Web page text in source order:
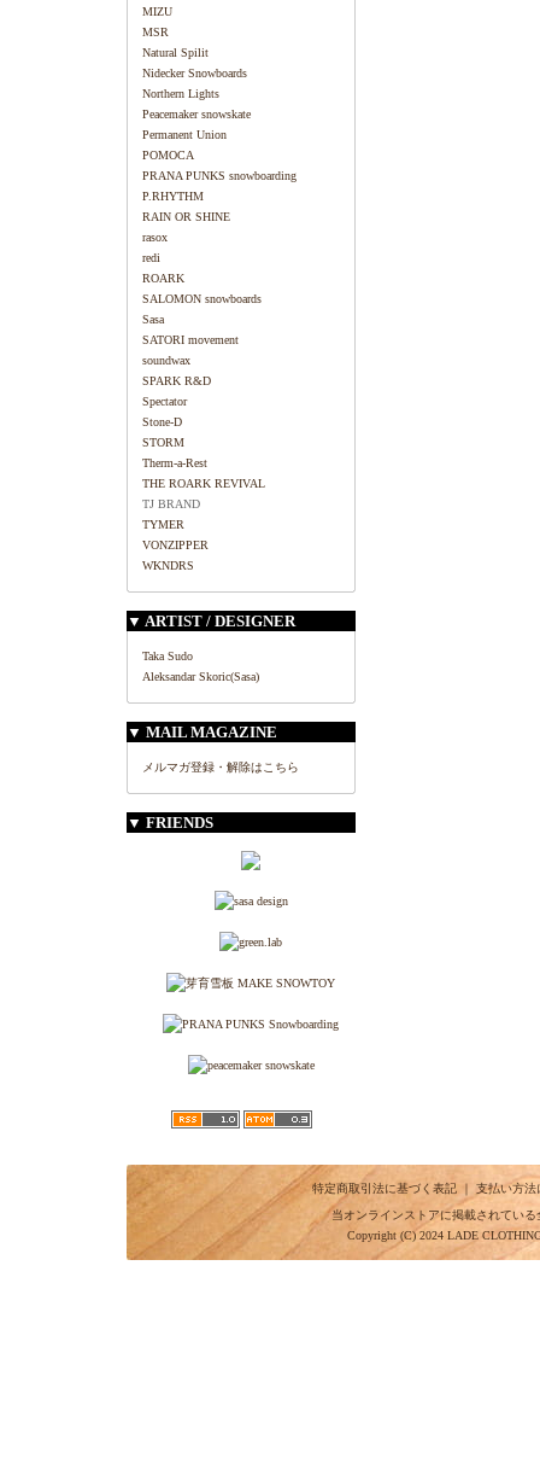
MIZU
MSR
Natural Spilit
Nidecker Snowboards
Northern Lights
Peacemaker snowskate
Permanent Union
POMOCA
PRANA PUNKS snowboarding
P.RHYTHM
RAIN OR SHINE
rasox
redi
ROARK
SALOMON snowboards
Sasa
SATORI movement
soundwax
SPARK R&D
Spectator
Stone-D
STORM
Therm-a-Rest
THE ROARK REVIVAL
TJ BRAND
TYMER
VONZIPPER
WKNDRS
▼ ARTIST / DESIGNER
Taka Sudo
Aleksandar Skoric(Sasa)
▼ MAIL MAGAZINE
メルマガ登録・解除はこちら
▼ FRIENDS
特定商取引法に基づく表記｜ 支払い方法
当オンラインストアに掲載されてい
Copyright (C) 2024 LADE